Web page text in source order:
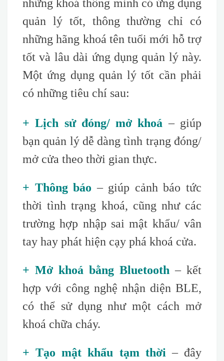
những khoá thông minh có ứng dụng
quản lý tốt, thông thường chỉ có
những hãng khoá tên tuổi mới hỗ trợ
tốt và lâu dài ứng dụng quản lý này.
Một ứng dụng quản lý tốt cần phải
có những tiêu chí sau:
+ Lịch sử đóng/ mở khoá – giúp
bạn quản lý dễ dàng tình trạng đóng/
mở cửa theo thời gian thực.
+ Thông báo – giúp cảnh báo tức
thời tình trạng khoá, cũng như các
trường hợp nhập sai mật khẩu/ vân
tay hay phát hiện cạy phá khoá cửa.
+ Mở khoá bằng Bluetooth – kết
hợp với công nghệ nhận diện BLE,
có thể sử dụng như một cách mở
khoá chữa cháy.
+ Tạo mật khẩu tạm thời – đây